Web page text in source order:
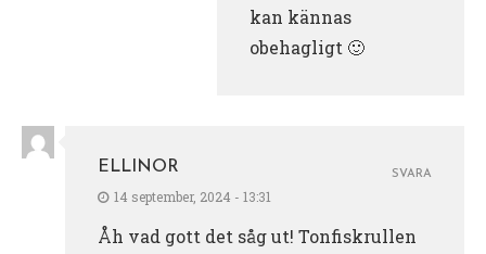
kan kännas
obehagligt 🙂
ELLINOR
14 september, 2024 - 13:31
Åh vad gott det såg ut! Tonfiskrullen
SVARA